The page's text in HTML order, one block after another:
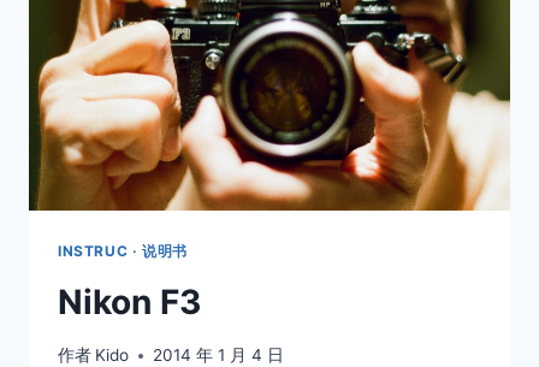
INSTRUC · 说明书
Nikon F3
作者 Kido 2014 年 1 月 4 日